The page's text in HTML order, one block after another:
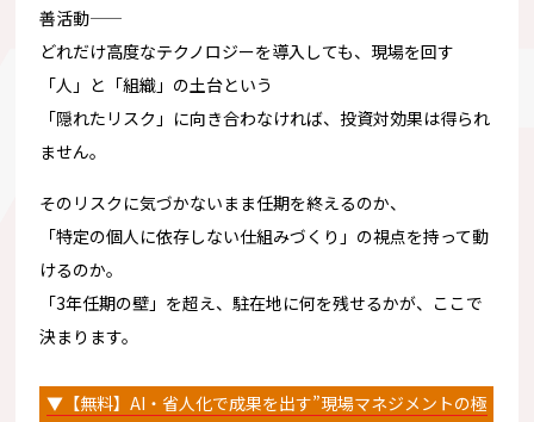
善活動——
どれだけ高度なテクノロジーを導入しても、現場を回す
「人」と「組織」の土台という
「隠れたリスク」に向き合わなければ、 投資対効果は得られ
ません。
そのリスクに気づかないまま任期を終えるのか、
「特定の個人に依存しない仕組みづくり」 の視点を持って動
けるのか。
「3年任期の壁」を超え、駐在地に何を残せるかが、 ここで
決まります。
▼【無料】AI・省人化で成果を出す”現場マネジメントの極